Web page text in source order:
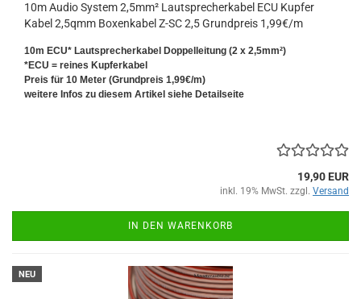
10m Audio System 2,5mm² Lautsprecherkabel ECU Kupfer
Kabel 2,5qmm Boxenkabel Z-SC 2,5 Grundpreis 1,99€/m
10m ECU* Lautsprecherkabel Doppelleitung (2 x 2,5mm²)
*ECU = reines Kupferkabel
Preis für 10 Meter (Grundpreis 1,99€/m)
weitere Infos zu diesem Artikel siehe Detailseite
19,90 EUR
inkl. 19% MwSt. zzgl. Versand
IN DEN WARENKORB
NEU